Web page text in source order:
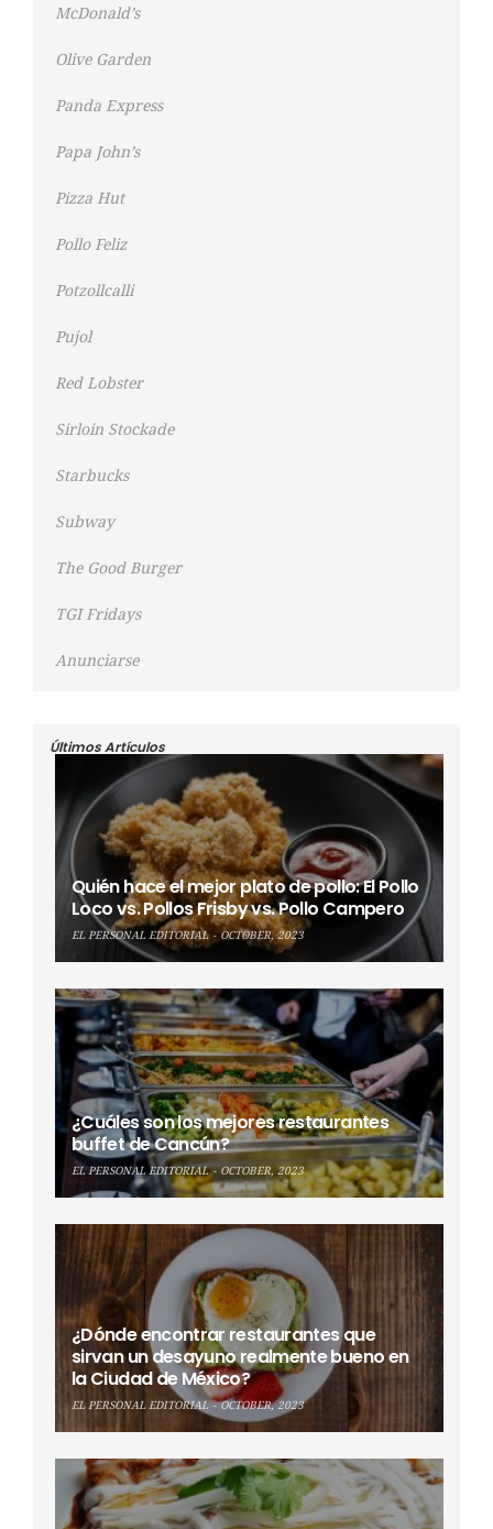
McDonald’s
Olive Garden
Panda Express
Papa John’s
Pizza Hut
Pollo Feliz
Potzollcalli
Pujol
Red Lobster
Sirloin Stockade
Starbucks
Subway
The Good Burger
TGI Fridays
Anunciarse
Últimos Artículos
Quién hace el mejor plato de pollo: El Pollo
Loco vs. Pollos Frisby vs. Pollo Campero
EL PERSONAL EDITORIAL OCTOBER, 2023
¿Cuáles son los mejores restaurantes
buffet de Cancún?
EL PERSONAL EDITORIAL OCTOBER, 2023
¿Dónde encontrar restaurantes que
sirvan un desayuno realmente bueno en
la Ciudad de México?
EL PERSONAL EDITORIAL OCTOBER, 2023